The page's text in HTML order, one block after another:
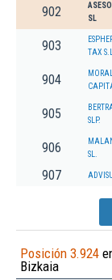
902
SL
903
TAX S.L.
904
905
SLP.
906
SL.
907
Posición 3.924
Bizkaia